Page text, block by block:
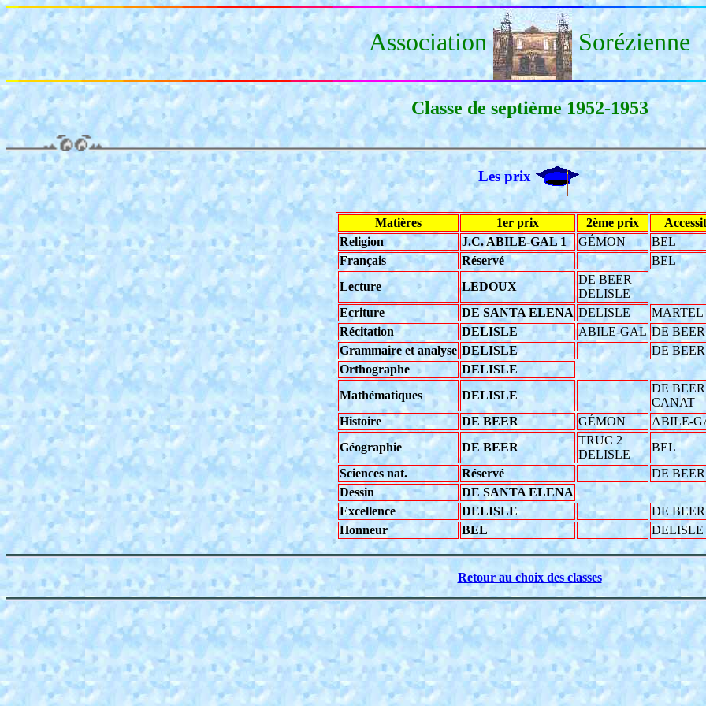
Association Sorézienne
Classe de septième 1952-1953
Les prix
Matières 1er prix 2ème prix
Accessit
Religion
J.C. ABILE-GAL 1 GÉMON
BEL
Français
Réservé
BEL
Lecture
LEDOUX
DE BEER
DELISLE
Ecriture
DE SANTA ELENA DELISLE
MARTEL
Récitation
DELISLE ABILE-GAL DE BEER
Grammaire et analyse DELISLE
DE BEER
Orthographe
DELISLE
Mathématiques
DELISLE
DE BEER
CANAT
Histoire
DE BEER GÉMON
ABILE-
Géographie
DE BEER
TRUC 2
DELISLE
BEL
Sciences nat.
Réservé
DE BEER
Dessin
DE SANTA ELENA
Excellence
DELISLE
DE BEER
Honneur
BEL DELISLE
Retour au choix des classes